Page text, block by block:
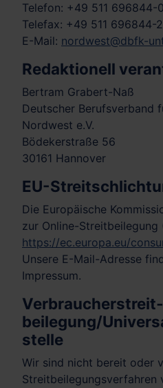
Telefon: +49 511 696844-0
Telefax: +49 511 696844-
E-Mail: nordwest@dbfk-
Redaktionell
Bertram Grabert-Naß
Deutscher Berufsverband
Nordwest e.V.
Bödekerstraße 56
30161 Hannover
EU-
Die Europäische
zur Online-Streitbeilegung
https://ec.europa.eu/
Unsere E-Mail-Adresse
Impressum.
Verbraucher­streit­
beilegung/
stelle
Wir sind nicht bereit oder
Streitbeilegungsverfahren